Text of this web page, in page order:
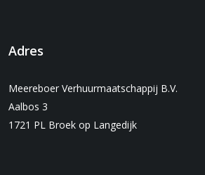
Adres
Meereboer Verhuurmaatschappij B.V.
Aalbos 3
1721 PL Broek op Langedijk